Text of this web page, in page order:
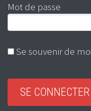
Mot de passe
Se souvenir de moi